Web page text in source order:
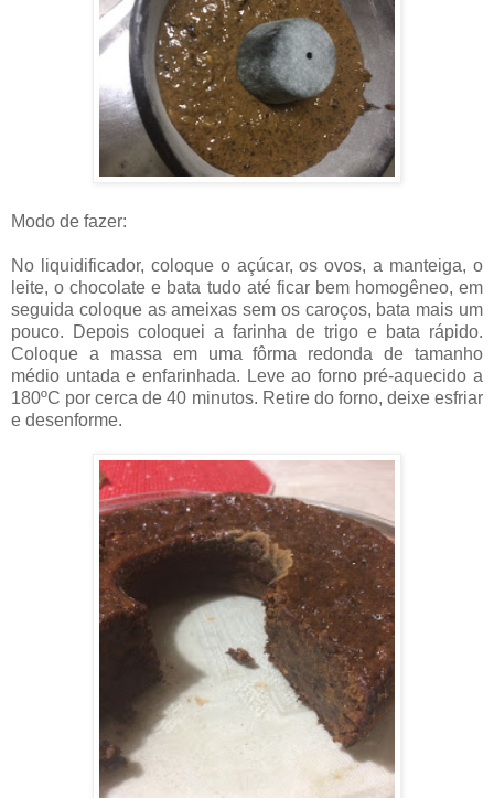
Modo de fazer:
No liquidificador, coloque o açúcar, os ovos, a manteiga, o
leite, o chocolate e bata tudo até ficar bem homogêneo, em
seguida coloque as ameixas sem os caroços, bata mais um
pouco. Depois coloquei a farinha de trigo e bata rápido.
Coloque a massa em uma fôrma redonda de tamanho
médio untada e enfarinhada. Leve ao forno pré-aquecido a
180ºC por cerca de 40 minutos. Retire do forno, deixe esfriar
e desenforme.